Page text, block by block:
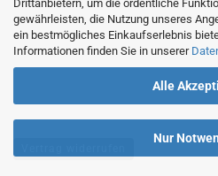
Drittanbietern, um die ordentliche
gewährleisten, die Nutzung unseres
ein bestmögliches Einkaufserlebnis
Informationen finden Sie in unserer
Alle
Nur
Versand: DHL